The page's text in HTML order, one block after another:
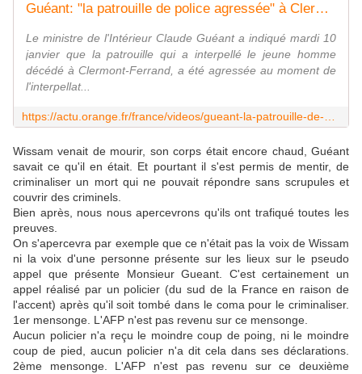
Guéant: "la patrouille de police agressée" à Clermont-Ferrand
Le ministre de l'Intérieur Claude Guéant a indiqué mardi 10
janvier que la patrouille qui a interpellé le jeune homme
décédé à Clermont-Ferrand, a été agressée au moment de
l'interpellat...
Wissam venait de mourir, son corps était encore chaud, Guéant
savait ce qu'il en était. Et pourtant il s'est permis de mentir, de
criminaliser un mort qui ne pouvait répondre sans scrupules et
couvrir des criminels.
Bien après, nous nous apercevrons qu'ils ont trafiqué toutes les
preuves.
On s'apercevra par exemple que ce n'était pas la voix de Wissam
ni la voix d'une personne présente sur les lieux sur le pseudo
appel que présente Monsieur Gueant. C'est certainement un
appel réalisé par un policier (du sud de la France en raison de
l'accent) après qu'il soit tombé dans le coma pour le criminaliser.
1er mensonge. L'AFP n'est pas revenu sur ce mensonge.
Aucun policier n'a reçu le moindre coup de poing, ni le moindre
coup de pied, aucun policier n'a dit cela dans ses déclarations.
2ème mensonge. L'AFP n'est pas revenu sur ce deuxième